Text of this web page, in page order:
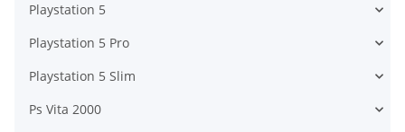
Playstation 5
Playstation 5 Pro
Playstation 5 Slim
Ps Vita 2000